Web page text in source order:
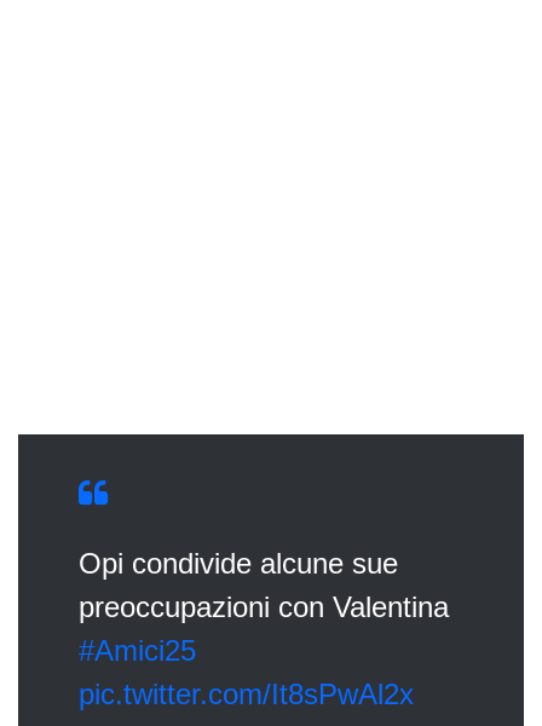
Opi condivide alcune sue
preoccupazioni con Valentina
#Amici25
pic.twitter.com/It8sPwAl2x